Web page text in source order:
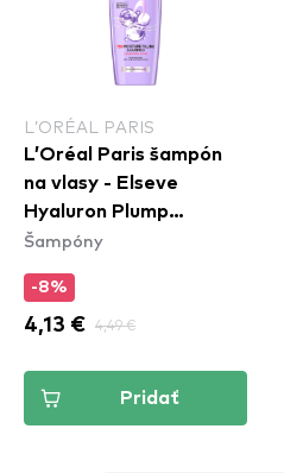
L’ORÉAL PARIS
L’Oréal Paris šampón
na vlasy - Elseve
Hyaluron Plump
Shampoo
Šampóny
-8%
4,13 € 4,49 €
Pridať